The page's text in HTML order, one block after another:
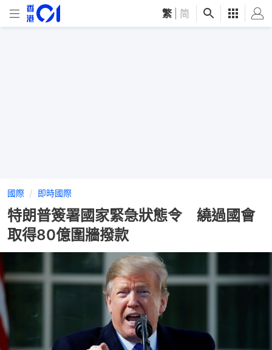
繁 简
國際 即時國際
特朗普簽署國家緊急狀態令 繞過國會
取得80億圍牆撥款